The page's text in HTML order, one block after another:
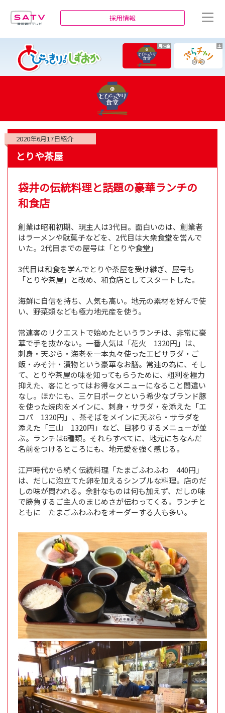
採用情報
月～金 土
2020年6月17日紹介
とりや茶屋
袋井の伝統料理と話題の豪華ランチの
和食店
創業は昭和初期、現主人は3代目。面白いのは、創業者
はラーメンや駄菓子などを、2代目は大衆食堂を営んで
いた。2代目までの屋号は「とりや食堂」
3代目は和食を学んでとりや茶屋を受け継ぎ、屋号も
「とりや茶屋」と改め、和食店としてスタートした。
海鮮に自信を持ち、人気も高い。地元の素材を好んで使
い、野菜類なども極力地元産を使う。
常連客のリクエストで始めたというランチは、非常に豪
華で手を抜かない。一番人気は「花火 1320円」は、
刺身・天ぷら・海老を一本丸々使ったエビサラダ・ご
飯・みそ汁・漬物という豪華なお膳。常連の為に、そし
て、とりや茶屋の味を知ってもらうために、粗利を極力
抑えた、客にとってはお得なメニューになること間違い
なし。ほかにも、三ケ日ポークという希少なブランド豚
を使った焼肉をメインに、刺身・サラダ・を添えた「エ
コパ 1320円」、茶そばをメインに天ぷら・サラダを
添えた「三山 1320円」など、目移りするメニューが並
ぶ。ランチは6種類。それらすべてに、地元にちなんだ
名前をつけるところにも、地元愛を強く感じる。
江戸時代から続く伝統料理「たまごふわふわ 440円」
は、だしに泡立てた卵を加えるシンプルな料理。店のだ
しの味が問われる。余計なものは何も加えず、だしの味
で勝負するご主人のまじめさが伝わってくる。ランチと
ともに たまごふわふわをオーダーする人も多い。